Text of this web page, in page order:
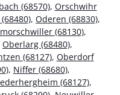
(68570), Orschwihr
, Oderen (68830),
(68130),
Oberlarg (68480),
(68127), Oberdorf
, Niffer (68680),
(68127),